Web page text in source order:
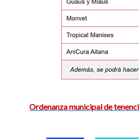
Ordenanza municipal de